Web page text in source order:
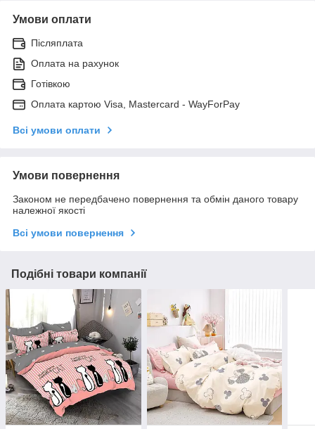
Умови оплати
Післяплата
Оплата на рахунок
Готівкою
Оплата картою Visa, Mastercard - WayForPay
Всі умови оплати
Умови повернення
Законом не передбачено повернення та обмін даного товару
належної якості
Всі умови повернення
Подібні товари компанії